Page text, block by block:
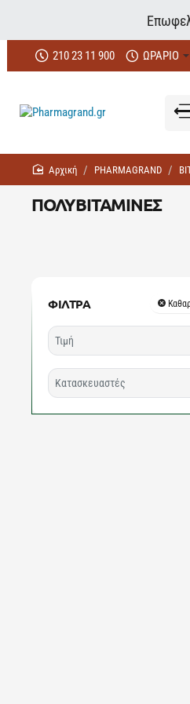
210 23 11 900 ΩΡΑΡΙΟ
ΠΟΛΥΒΙΤΑΜΙΝΕΣ
homePHARMAGRAND
ΦΙΛΤΡΑ
Τιμή
Κατασκευαστές